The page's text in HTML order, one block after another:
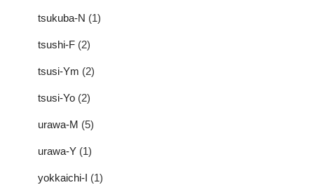
tsukuba-N (1)
tsushi-F (2)
tsusi-Ym (2)
tsusi-Yo (2)
urawa-M (5)
urawa-Y (1)
yokkaichi-I (1)